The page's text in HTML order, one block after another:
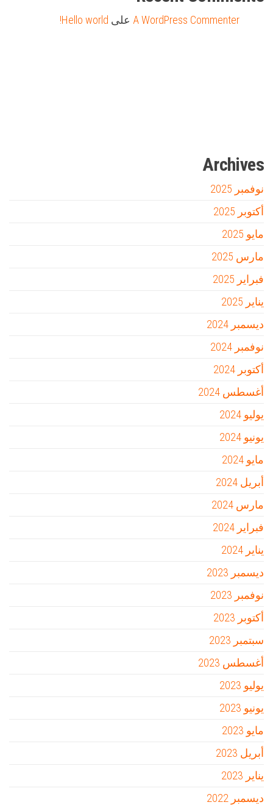
A WordPress Commenter على Hello world!
Archives
نوفمبر 2025
أكتوبر 2025
مايو 2025
مارس 2025
فبراير 2025
يناير 2025
ديسمبر 2024
نوفمبر 2024
أكتوبر 2024
أغسطس 2024
يوليو 2024
يونيو 2024
مايو 2024
أبريل 2024
مارس 2024
فبراير 2024
يناير 2024
ديسمبر 2023
نوفمبر 2023
أكتوبر 2023
سبتمبر 2023
أغسطس 2023
يوليو 2023
يونيو 2023
مايو 2023
أبريل 2023
يناير 2023
ديسمبر 2022